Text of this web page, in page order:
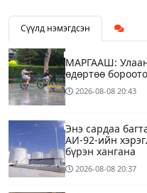
Сүүлд нэмэгдсэн
МАРГААШ:
өдөртөө
2026-08-08 20:43
Энэ сардаа
АИ-92-ийн
бүрэн хангана
2026-08-08 20:37